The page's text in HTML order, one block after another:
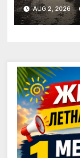
AUG 2, 2026